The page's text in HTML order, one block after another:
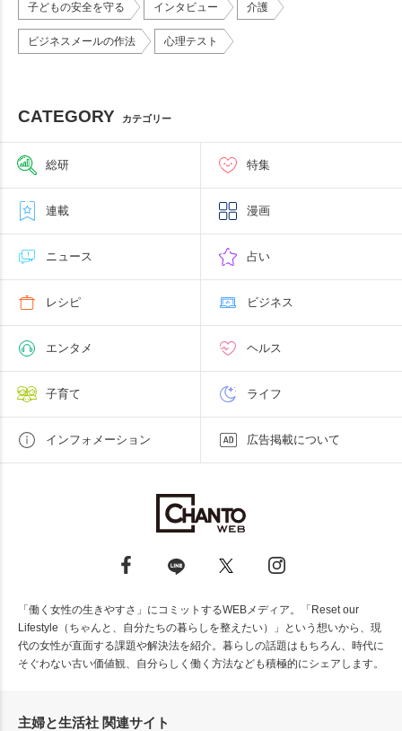
子どもの安全を守る インタビュー 介護
ビジネスメールの作法 心理テスト
CATEGORY カテゴリー
総研 特集
連載 漫画
ニュース 占い
レシピ ビジネス
エンタメ ヘルス
子育て ライフ
インフォメーション 広告掲載について
「働く女性の生きやすさ」にコミットするWEBメディア。「Reset our
Lifestyle（ちゃんと、自分たちの暮らしを整えたい）」という想いから、現
代の女性が直面する課題や解決法を紹介。暮らしの話題はもちろん、時代に
そぐわない古い価値観、自分らしく働く方法なども積極的にシェアします。
主婦と生活社 関連サイト